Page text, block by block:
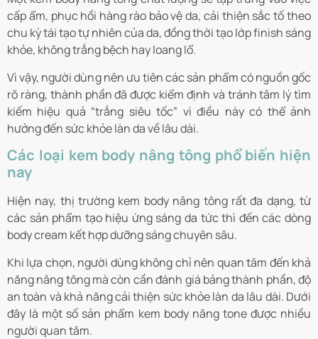
cấp ẩm, phục hồi hàng rào bảo vệ da, cải thiện sắc tố theo
chu kỳ tái tạo tự nhiên của da, đồng thời tạo lớp finish sáng
khỏe, không trắng bệch hay loang lổ.
Vì vậy, người dùng nên ưu tiên các sản phẩm có nguồn gốc
rõ ràng, thành phần đã được kiểm định và tránh tâm lý tìm
kiếm hiệu quả “trắng siêu tốc” vì điều này có thể ảnh
hưởng đến sức khỏe làn da về lâu dài.
Các loại kem body nâng tông phổ biến hiện
nay
Hiện nay, thị trường kem body nâng tông rất đa dạng, từ
các sản phẩm tạo hiệu ứng sáng da tức thì đến các dòng
body cream kết hợp dưỡng sáng chuyên sâu.
Khi lựa chọn, người dùng không chỉ nên quan tâm đến khả
năng nâng tông mà còn cần đánh giá bảng thành phần, độ
an toàn và khả năng cải thiện sức khỏe làn da lâu dài. Dưới
đây là một số sản phẩm kem body nâng tone được nhiều
người quan tâm.